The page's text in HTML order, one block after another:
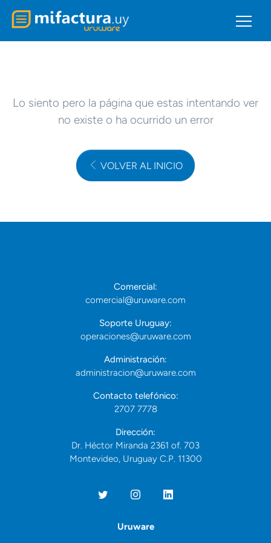
Lo siento pero la página que estas intentando ver
no existe o ha ocurrido un error
VOLVER AL INICIO
Comercial:
comercial@uruware.com
Soporte Uruguay:
operaciones@uruware.com
Administración:
administracion@uruware.com
Contacto telefónico:
2707 7778
Dirección:
Dr. Héctor Miranda 2361 of. 703
Montevideo, Uruguay C.P. 11300
Uruware